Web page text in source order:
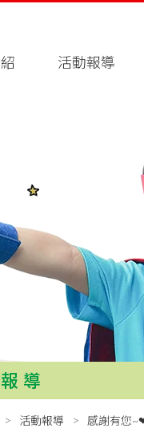
活動報導
導
活動報導 感謝有您